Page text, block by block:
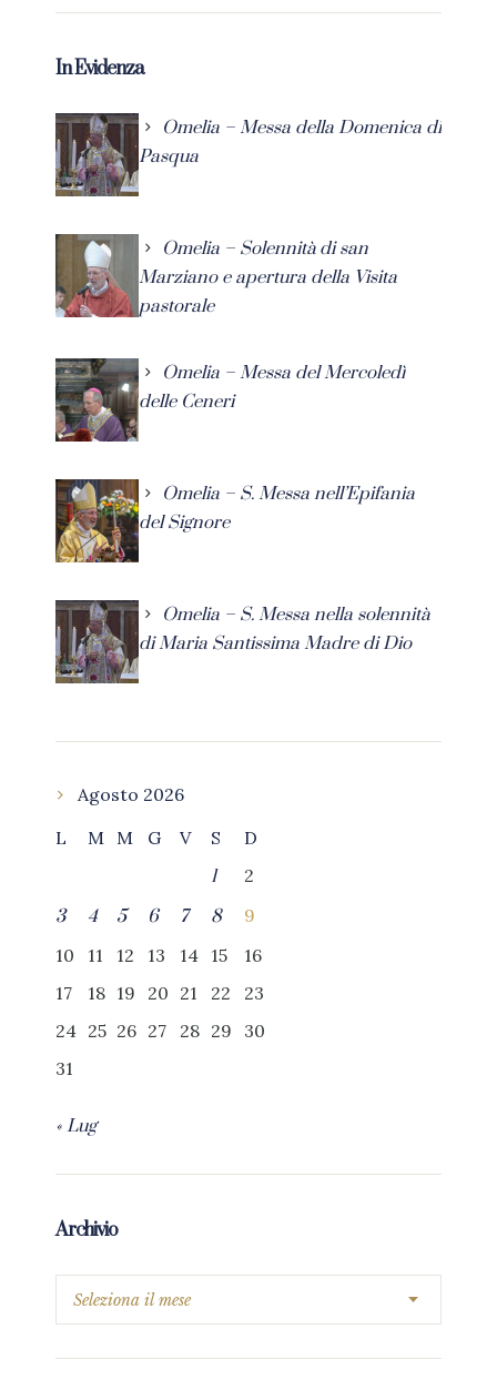
In Evidenza
Omelia – Messa della Domenica di
Pasqua
Omelia – Solennità di san
Marziano e apertura della Visita
pastorale
Omelia – Messa del Mercoledì
delle Ceneri
Omelia – S. Messa nell’Epifania
del Signore
Omelia – S. Messa nella solennità
di Maria Santissima Madre di Dio
Agosto 2026
L
M M G V S
D
1
2
3
4 5 6 7 8
9
10
11 12 13 14 15
16
17
18 19 20 21 22
23
24 25 26 27 28 29
30
31
« Lug
Archivio